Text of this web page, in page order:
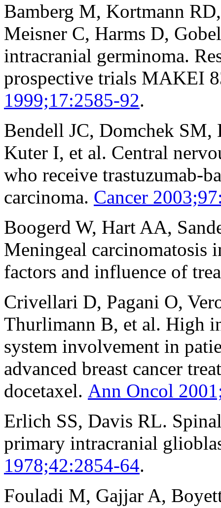
Bamberg M, Kortmann
Meisner C, Harms D,
intracranial germinoma.
prospective trials MAKEI
1999;17:2585-92.
Bendell JC, Domchek SM,
Kuter I, et al. Central
who receive trastuzumab-
carcinoma. Cancer
Boogerd W, Hart AA,
Meningeal carcinomatosis
factors and influence of
Crivellari D, Pagani O,
Thurlimann B, et al. High
system involvement in
advanced breast cancer
docetaxel. Ann Oncol
Erlich SS, Davis RL.
primary intracranial
1978;42:2854-64.
Fouladi M, Gajjar A,